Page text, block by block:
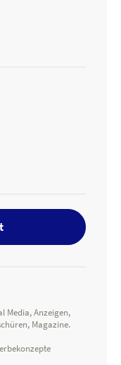
Media, Anzeigen,
Magazine.